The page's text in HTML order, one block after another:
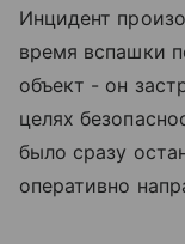
Инцидент
время вспашки
объект - он
целях
было сразу
оперативно